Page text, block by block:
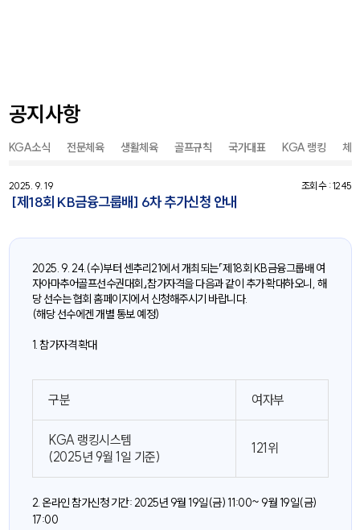
공지사항
KGA소식 전문체육 생활체육 골프규칙 국가대표 KGA 랭킹 체
2025. 9. 19 조회수 : 1245
[제18회 KB금융그룹배] 6차 추가신청 안내
2025. 9. 24.(수)부터 센추리21에서 개최되는「제18회 KB금융그룹배 여
자아마추어골프선수권대회」참가자격을 다음과 같이 추가 확대하오니, 해
당 선수는 협회 홈페이지에서 신청해주시기 바랍니다.
(해당 선수에겐 개별 통보 예정)
1. 참가자격 확대
구분 여자부
KGA 랭킹시스템
(2025년 9월 1일 기준)
121위
2. 온라인 참가신청 기간: 2025년 9월 19일(금) 11:00~ 9월 19일(금)
17:00